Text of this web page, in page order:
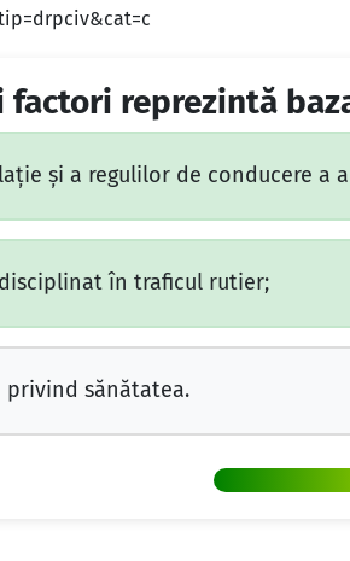
reprezintă
şi a regulilor de conducere a
în traficul rutier;
privind sănătatea.